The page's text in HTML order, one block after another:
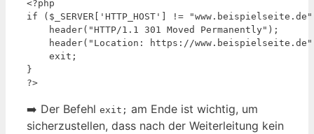
<?php
if ($_SERVER['HTTP_HOST'] !=
    header("HTTP/1.1 301 Moved Permanently");
header("Location: https://
    exit;
}
➡️ Der Befehl exit; am Ende ist wichtig, um
sicherzustellen, dass nach der Weiterleitung kein